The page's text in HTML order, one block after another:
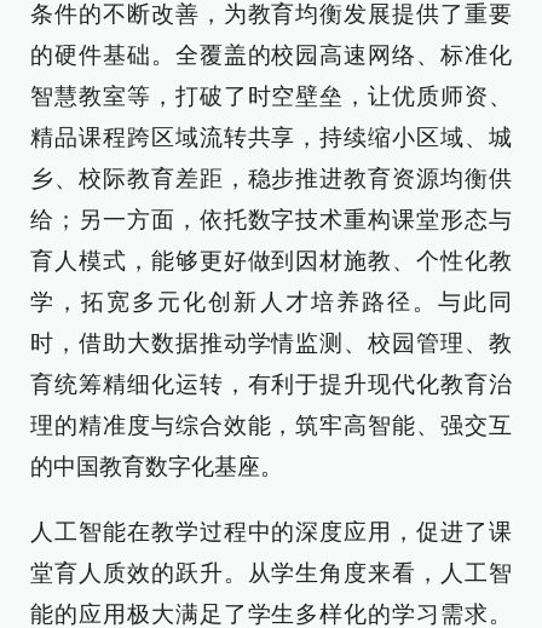
条件的不断改善，为教育均衡发展提供了重要
的硬件基础。全覆盖的校园高速网络、标准化
智慧教室等，打破了时空壁垒，让优质师资、
精品课程跨区域流转共享，持续缩小区域、城
乡、校际教育差距，稳步推进教育资源均衡供
给；另一方面，依托数字技术重构课堂形态与
育人模式，能够更好做到因材施教、个性化教
学，拓宽多元化创新人才培养路径。与此同
时，借助大数据推动学情监测、校园管理、教
育统筹精细化运转，有利于提升现代化教育治
理的精准度与综合效能，筑牢高智能、强交互
的中国教育数字化基座。
人工智能在教学过程中的深度应用，促进了课
堂育人质效的跃升。从学生角度来看，人工智
能的应用极大满足了学生多样化的学习需求。